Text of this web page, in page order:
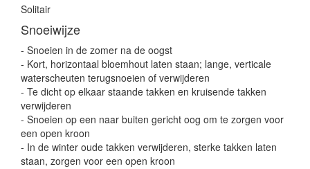
Solitair
Snoeiwijze
- Snoeien in de zomer na de oogst
- Kort, horizontaal bloemhout laten staan; lange, verticale
waterscheuten terugsnoeien of verwijderen
- Te dicht op elkaar staande takken en kruisende takken
verwijderen
- Snoeien op een naar buiten gericht oog om te zorgen voor
een open kroon
- In de winter oude takken verwijderen, sterke takken laten
staan, zorgen voor een open kroon